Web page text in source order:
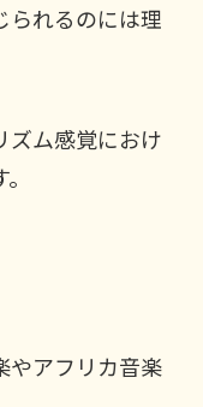
られるのには理
ズム感覚におけ
やアフリカ音楽